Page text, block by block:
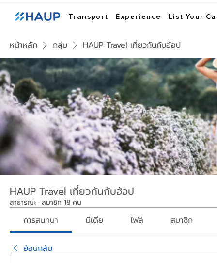
Transport Experience List Your
หน้าหลัก กลุ่ม HAUP Travel เที่ยวกันกับฮ้อป
HAUP Travel เที่ยวกันกับฮ้อป
สาธารณะ · สมาชิก 18 คน
การสนทนา มีเดีย ไฟล์ สมาชิก
ย้อนกลับ